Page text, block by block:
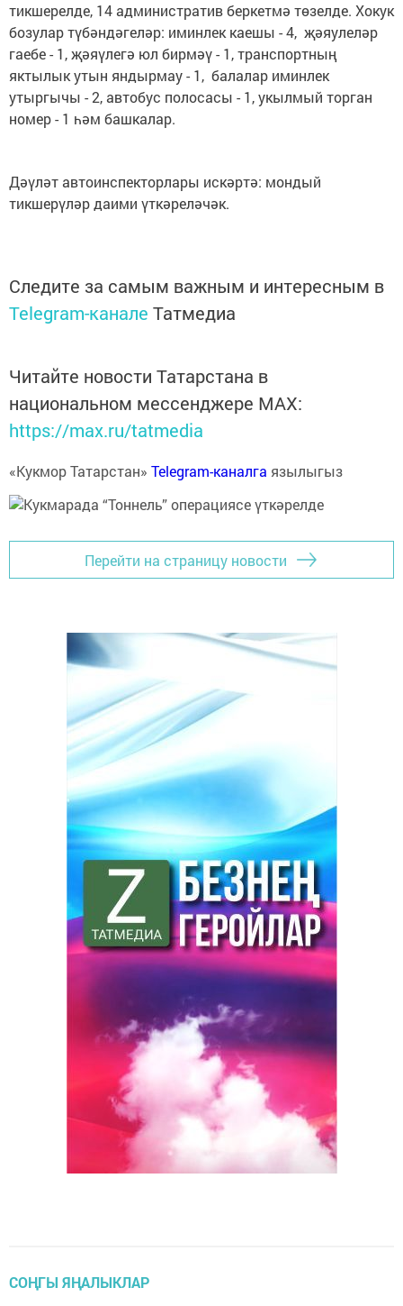
тикшерелде, 14 административ беркетмә төзелде. Хокук
бозулар түбәндәгеләр: иминлек каешы - 4, җәяулеләр
гаебе - 1, җәяүлегә юл бирмәү - 1, транспортның
яктылык утын яндырмау - 1, балалар иминлек
утыргычы - 2, автобус полосасы - 1, укылмый торган
номер - 1 һәм башкалар.
Дәүләт автоинспекторлары искәртә: мондый
тикшерүләр даими үткәреләчәк.
Следите за самым важным и интересным в
Telegram-канале Татмедиа
Читайте новости Татарстана в
национальном мессенджере MАХ:
https://max.ru/tatmedia
«Кукмор Татарстан» Telegram-каналга язылыгыз
Перейти на страницу новости
СОҢГЫ ЯҢАЛЫКЛАР